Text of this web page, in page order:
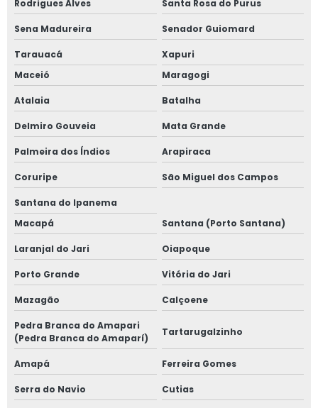
Rodrigues Alves Santa Rosa do Purus
Sena Madureira Senador Guiomard
Tarauacá
Xapuri
Maceió
Maragogi
Atalaia Batalha
Delmiro Gouveia Mata Grande
Palmeira dos Índios Arapiraca
Coruripe São Miguel dos Campos
Santana do Ipanema
Macapá
Santana (Porto Santana)
Laranjal do Jari Oiapoque
Porto Grande Vitória do Jari
Mazagão Calçoene
Pedra Branca do Amapari
(Pedra Branca do Amaparí)
Tartarugalzinho
Amapá Ferreira Gomes
Serra do Navio Cutias